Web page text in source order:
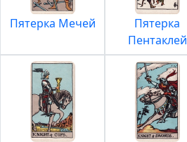
Пятерка Мечей
Пятерка
Пентаклей